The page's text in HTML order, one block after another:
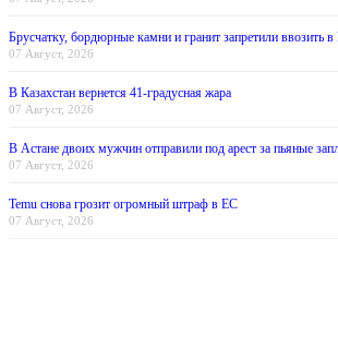
Брусчатку, бордюрные камни и гранит запретили ввозить в
07 Август, 2026
В Казахстан вернется 41-градусная жара
07 Август, 2026
В Астане двоих мужчин отправили под арест за пьяные
07 Август, 2026
Temu снова грозит огромный штраф в ЕС
07 Август, 2026